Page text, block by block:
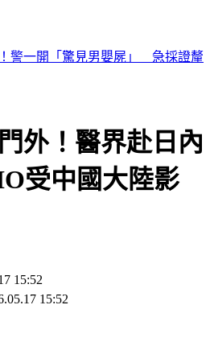
放荷莫茲」條件曝 要美同意終戰
外！醫界赴日內
受中國大陸影
15:52
15:52